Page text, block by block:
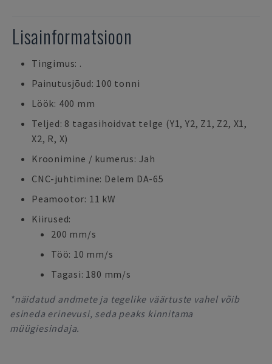
Lisainformatsioon
Tingimus: .
Painutusjõud: 100 tonni
Löök: 400 mm
Teljed: 8 tagasihoidvat telge (Y1, Y2, Z1, Z2, X1,
X2, R, X)
Kroonimine / kumerus: Jah
CNC-juhtimine: Delem DA-65
Peamootor: 11 kW
Kiirused:
200 mm/s
Töö: 10 mm/s
Tagasi: 180 mm/s
*näidatud andmete ja tegelike väärtuste vahel võib
esineda erinevusi, seda peaks kinnitama
müügiesindaja.